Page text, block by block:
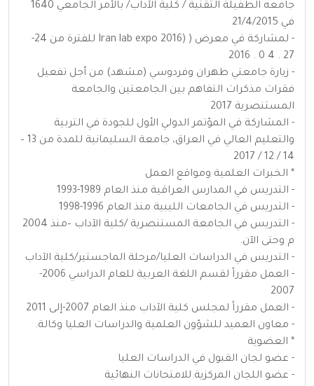
جامعه الطفيلة التقنية / كلية الآداب/ بالأمر الجامعي 1640
في 21/4/2015
- لمشاركة في معرض ( (Iran lab expo 2016 للفترة من 24-
27 . 4 0 . 2016
- زيارة جامعتي طهران وفردوسي (مشهد) من أجل تفعيل
فقرات مذكرات التفاهم بين الجامعتين والجامعة
المستنصرية 2017
- المشاركة في المؤتمر الدولي الأول للجودة في التربية
والتعليم العالي في العراق، جامعة السليمانية للمدة من 13 –
14 / 12 / 2017
* الخبرات العلمية ومواقع العمل
- التدريس في المدارس العراقية منذ العام 1989-1993
- التدريس في الجامعات الليبية منذ العام 1996-1998
- التدريس في الجامعة المستنصرية /كلية الآداب –منذ 2004
م وحتى الآن.
- التدريس في الدراسات العليا/مرحلة الماجستير/كلية الآداب
- العمل مقرراً لقسم اللغة العربية للعام الدراسي 2006-
2007
- العمل مقرراً لمجلس كلية الآداب منذ العام 2007-إلى 2011
- معاون العميد للشؤون العلمية والدراسات العليا وكالة.
* العضوية
- عضو لجان القبول في الدراسات العليا
- عضو اللجان المركزية للامتحانات النهائية